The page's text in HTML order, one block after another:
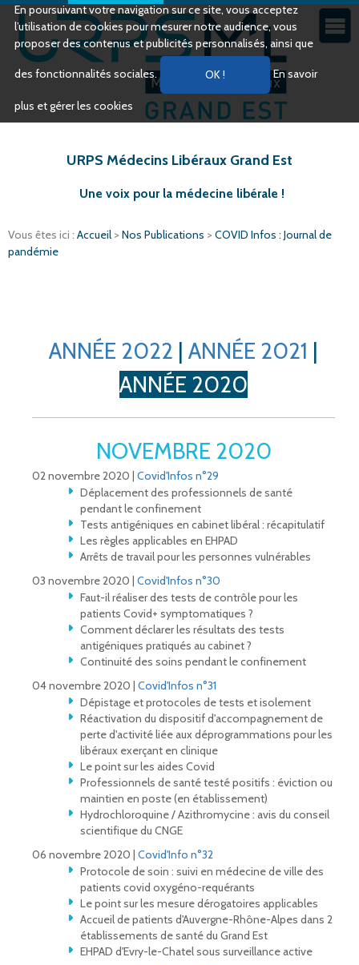
En poursuivant votre navigation sur ce site, vous acceptez
l’utilisation de cookies pour mesurer notre audience, vous
proposer des contenus et publicités personnalisés, ainsi que
des fonctionnalités sociales. En savoir
plus et gérer les cookies
URPS Médecins Libéraux Grand Est
Une voix pour la médecine libérale !
Vous êtes ici : Accueil > Nos Publications > COVID Infos : Journal de
pandémie
ANNÉE 2022 | ANNÉE 2021 |
ANNÉE 2020
NOVEMBRE 2020
02 novembre 2020 | Covid'Infos n°29
Déplacement des professionnels de santé
pendant le confinement
Tests antigéniques en cabinet libéral : récapitulatif
Les règles applicables en EHPAD
Arrêts de travail pour les personnes vulnérables
03 novembre 2020 | Covid'Infos n°30
Faut-il réaliser des tests de contrôle pour les
patients Covid+ symptomatiques ?
Comment déclarer les résultats des tests
antigéniques pratiqués au cabinet ?
Continuité des soins pendant le confinement
04 novembre 2020 | Covid'Infos n°31
Dépistage et protocoles de tests et isolement
Réactivation du dispositif d'accompagnement de
perte d'activité liée aux déprogrammations pour les
libéraux exerçant en clinique
Le point sur les aides Covid
Professionnels de santé testé positifs : éviction ou
maintien en poste (en établissement)
Hydrochloroquine / Azithromycine : avis du conseil
scientifique du CNGE
06 novembre 2020 | Covid'Info n°32
Protocole de soin : suivi en médecine de ville des
patients covid oxygéno-requérants
Le point sur les mesure dérogatoires applicables
Accueil de patients d'Auvergne-Rhône-Alpes dans 2
établissements de santé du Grand Est
EHPAD d'Evry-le-Chatel sous surveillance active